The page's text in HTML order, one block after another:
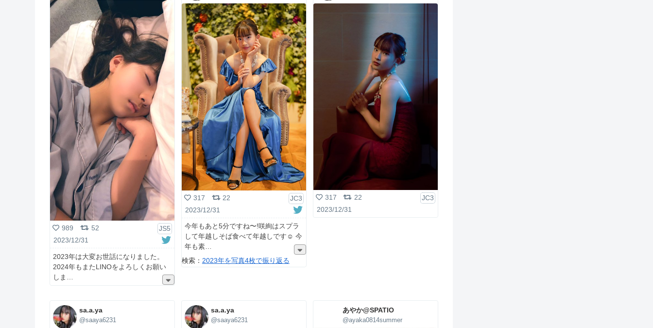
989 52
JS5
2023/12/31
2023年は大変お世話になりました。
2024年もまたLINOをよろしくお願い
しま
317 22
JC3
2023/12/31
今年もあと5分ですね〜!咲絢はスプラ
して年越しそば食べて年越しです☺️ 今
年も素
検索： 2023年を写真4枚で振り返る
317 22
JC3
2023/12/31
sa.a.ya
@saaya6231
sa.a.ya
@saaya6231
あやか@SPATIO
@ayaka0814summer